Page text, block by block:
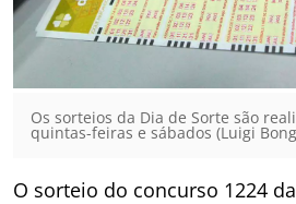
Os sorteios da Dia de Sorte são
quintas-feiras e sábados (Luigi
O sorteio do concurso 1224